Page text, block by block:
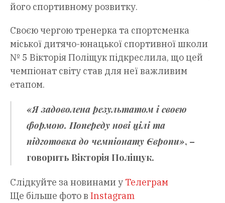
його спортивному розвитку.
Своєю чергою тренерка та спортсменка
міської дитячо-юнацької спортивної школи
№ 5 Вікторія Поліщук підкреслила, що цей
чемпіонат світу став для неї важливим
етапом.
«Я задоволена результатом і своєю
формою. Попереду нові цілі та
підготовка до чемпіонату Європи», –
говорить Вікторія Поліщук.
Слідкуйте за новинами у Телеграм
Ще більше фото в Instagram